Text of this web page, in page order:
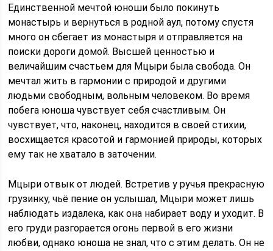
Единственной мечтой юноши было покинуть
монастырь и вернуться в родной аул, потому спустя
много он сбегает из монастыря и отправляется на
поиски дороги домой. Высшей ценностью и
величайшим счастьем для Мцыри была свобода. Он
мечтал жить в гармонии с природой и другими
людьми свободным, вольным человеком. Во время
побега юноша чувствует себя счастливым. Он
чувствует, что, наконец, находится в своей стихии,
восхищается красотой и гармонией природы, которых
ему так не хватало в заточении.
Мцыри отвык от людей. Встретив у ручья прекрасную
грузинку, чьё пение он услышал, Мцыри может лишь
наблюдать издалека, как она набирает воду и уходит. В
его груди разгорается огонь первой в его жизни
любви, однако юноша не знал, что с этим делать. Он не